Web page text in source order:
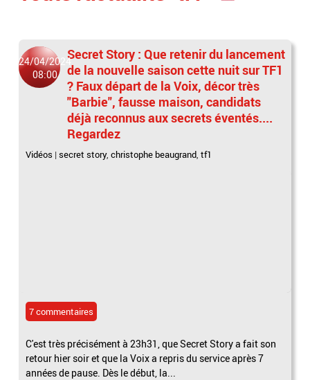
24/04/2024
08:00
Secret Story : Que retenir du lancement
de la nouvelle saison cette nuit sur TF1
? Faux départ de la Voix, décor très
"Barbie", fausse maison, candidats
déjà reconnus aux secrets éventés....
Regardez
Vidéos |secret story,christophe beaugrand,tf1
7 commentaires
C'est très précisément à 23h31, que Secret Story a fait son
retour hier soir et que la Voix a repris du service après 7
années de pause. Dès le début, la...